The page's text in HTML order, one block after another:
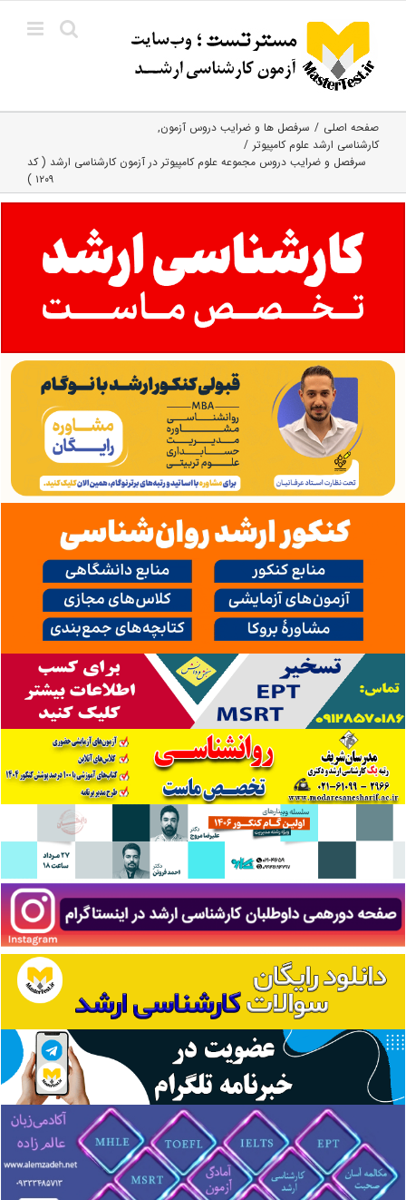
content
صفحه اصلی
سرفصل ها و ضرایب دروس آزمون
کارشناسی ارشد علوم کامپیوتر
سرفصل و ضرایب دروس مجموعه علوم کامپیوتر در آزمون کارشناسی ارشد ( کد
۱۲۰۹ )